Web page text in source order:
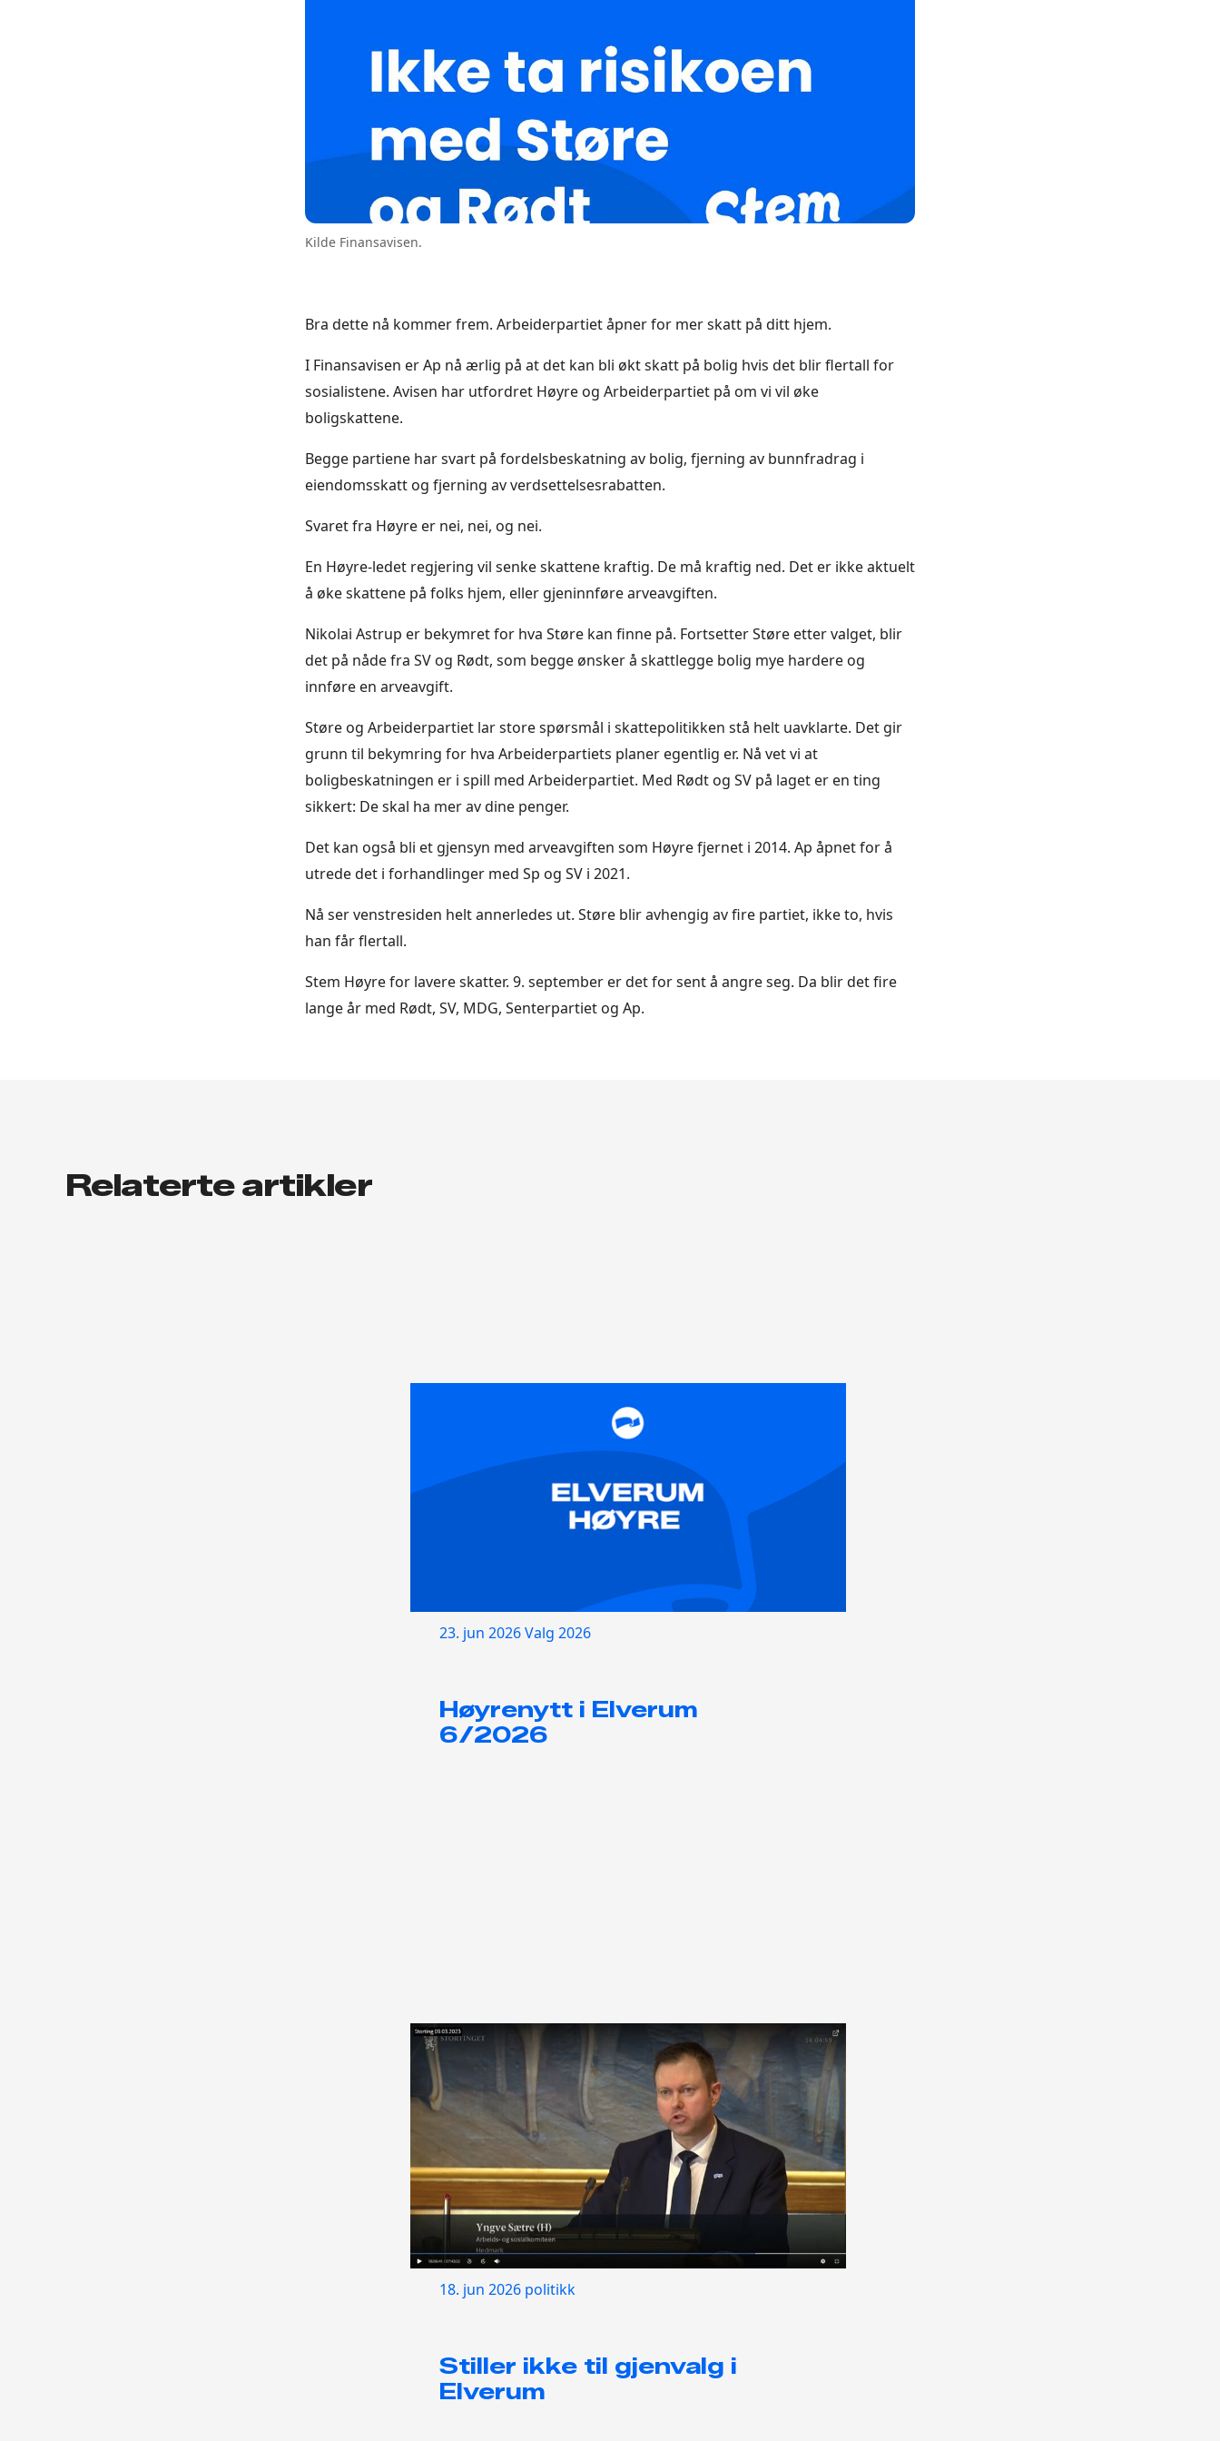
Kilde Finansavisen.
Bra dette nå kommer frem. Arbeiderpartiet åpner for mer skatt på ditt hjem.
I Finansavisen er Ap nå ærlig på at det kan bli økt skatt på bolig hvis det blir flertall for
sosialistene. Avisen har utfordret Høyre og Arbeiderpartiet på om vi vil øke
boligskattene.
Begge partiene har svart på fordelsbeskatning av bolig, fjerning av bunnfradrag i
eiendomsskatt og fjerning av verdsettelsesrabatten.
Svaret fra Høyre er nei, nei, og nei.
En Høyre-ledet regjering vil senke skattene kraftig. De må kraftig ned. Det er ikke aktuelt
å øke skattene på folks hjem, eller gjeninnføre arveavgiften.
Nikolai Astrup er bekymret for hva Støre kan finne på. Fortsetter Støre etter valget, blir
det på nåde fra SV og Rødt, som begge ønsker å skattlegge bolig mye hardere og
innføre en arveavgift.
Støre og Arbeiderpartiet lar store spørsmål i skattepolitikken stå helt uavklarte. Det gir
grunn til bekymring for hva Arbeiderpartiets planer egentlig er. Nå vet vi at
boligbeskatningen er i spill med Arbeiderpartiet. Med Rødt og SV på laget er en ting
sikkert: De skal ha mer av dine penger.
Det kan også bli et gjensyn med arveavgiften som Høyre fjernet i 2014. Ap åpnet for å
utrede det i forhandlinger med Sp og SV i 2021.
Nå ser venstresiden helt annerledes ut. Støre blir avhengig av fire partiet, ikke to, hvis
han får flertall.
Stem Høyre for lavere skatter. 9. september er det for sent å angre seg. Da blir det fire
lange år med Rødt, SV, MDG, Senterpartiet og Ap.
Relaterte artikler
23. jun 2026Valg 2026
Høyrenytt i Elverum
6/2026
18. jun 2026 politikk
Stiller ikke til gjenvalg i
Elverum